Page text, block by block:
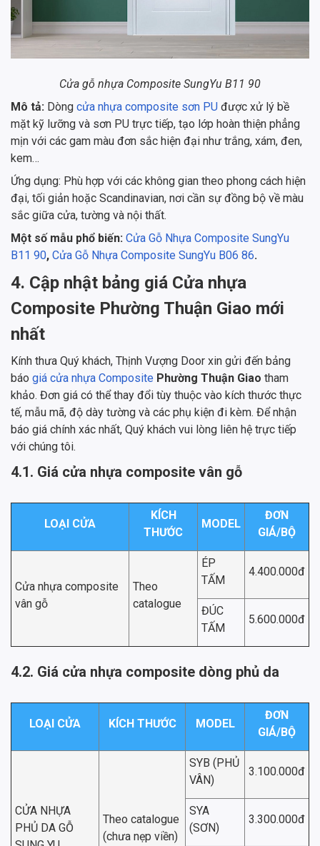
Cửa gỗ nhựa Composite SungYu B11 90
Mô tả: Dòng cửa nhựa composite sơn PU được xử lý bề
mặt kỹ lưỡng và sơn PU trực tiếp, tạo lớp hoàn thiện phẳng
mịn với các gam màu đơn sắc hiện đại như trắng, xám, đen,
kem…
Ứng dụng: Phù hợp với các không gian theo phong cách hiện
đại, tối giản hoặc Scandinavian, nơi cần sự đồng bộ về màu
sắc giữa cửa, tường và nội thất.
Một số mẫu phổ biến: Cửa Gỗ Nhựa Composite SungYu
B11 90, Cửa Gỗ Nhựa Composite SungYu B06 86.
4. Cập nhật bảng giá Cửa nhựa
Composite Phường Thuận Giao mới
nhất
Kính thưa Quý khách, Thịnh Vượng Door xin gửi đến bảng
báo giá cửa nhựa Composite Phường Thuận Giao tham
khảo. Đơn giá có thể thay đổi tùy thuộc vào kích thước thực
tế, mẫu mã, độ dày tường và các phụ kiện đi kèm. Để nhận
báo giá chính xác nhất, Quý khách vui lòng liên hệ trực tiếp
với chúng tôi.
4.1. Giá cửa nhựa composite vân gỗ
LOẠI CỬA
KÍCH
THƯỚC
MODEL
ĐƠN
GIÁ/BỘ
Cửa nhựa composite
vân gỗ
Theo
catalogue
ÉP
TẤM
4.400.000đ
ĐÚC
TẤM
5.600.000đ
4.2. Giá cửa nhựa composite dòng phủ da
LOẠI CỬA KÍCH THƯỚC MODEL
ĐƠN
GIÁ/BỘ
CỬA NHỰA
PHỦ DA GỖ
Theo catalogue
(chưa nẹp viền)
SYB (PHỦ
VÂN)
3.100.000đ
SYA
(SƠN)
3.300.000đ